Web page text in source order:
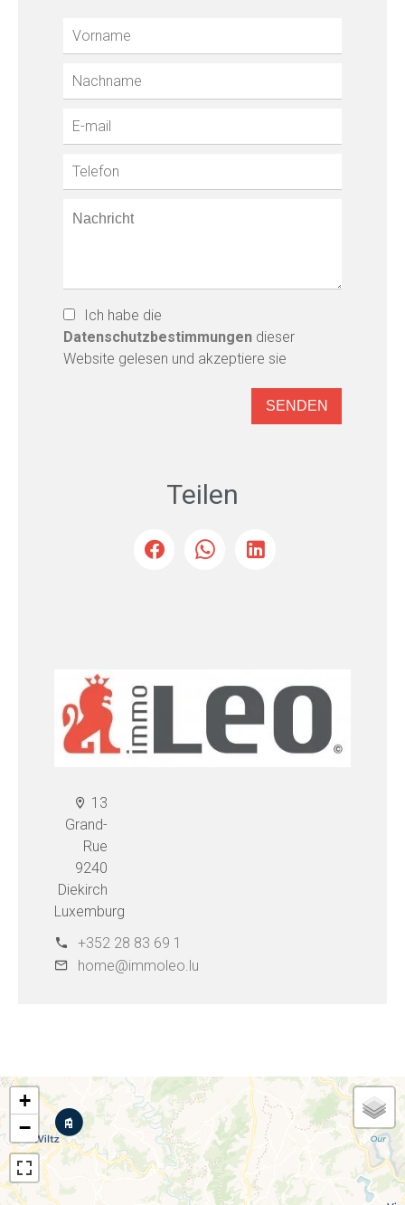
Ich habe die
Datenschutzbestimmungen dieser
Website gelesen und akzeptiere sie
SENDEN
Teilen
13
Grand-
Rue
9240
Diekirch
Luxemburg
+352 28 83 69 1
home@immoleo.lu
+
−